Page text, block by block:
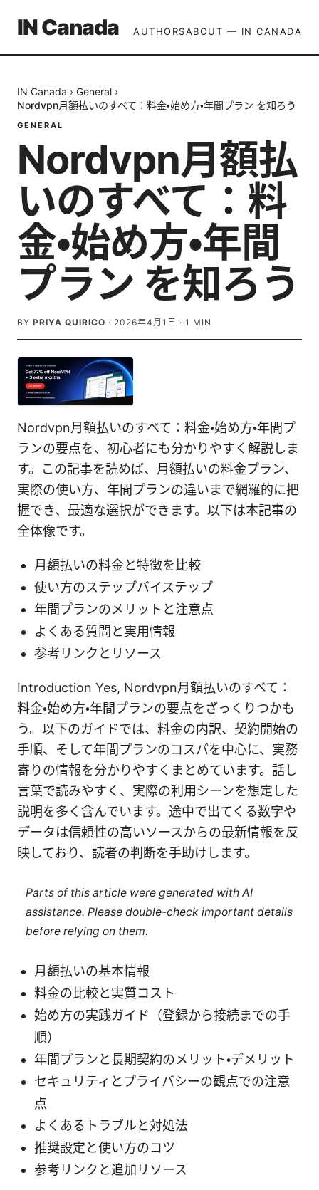
IN Canada AUTHORSABOUT — IN CANADA
IN Canada › General ›
Nordvpn月額払いのすべて：料金・始め方・年間プラン を知ろう
GENERAL
Nordvpn月額払
いのすべて：料
金・始め方・年間
プラン を知ろう
BY PRIYA QUIRICO · 2026年4月1日 · 1 MIN
Nordvpn月額払いのすべて：料金・始め方・年間プ
ランの要点を、初心者にも分かりやすく解説しま
す。この記事を読めば、月額払いの料金プラン、
実際の使い方、年間プランの違いまで網羅的に把
握でき、最適な選択ができます。以下は本記事の
全体像です。
月額払いの料金と特徴を比較
使い方のステップバイステップ
年間プランのメリットと注意点
よくある質問と実用情報
参考リンクとリソース
Introduction Yes, Nordvpn月額払いのすべて：
料金・始め方・年間プランの要点をざっくりつかも
う。以下のガイドでは、料金の内訳、契約開始の
手順、そして年間プランのコスパを中心に、実務
寄りの情報を分かりやすくまとめています。話し
言葉で読みやすく、実際の利用シーンを想定した
説明を多く含んでいます。途中で出てくる数字や
データは信頼性の高いソースからの最新情報を反
映しており、読者の判断を手助けします。
Parts of this article were generated with AI
assistance. Please double-check important details
before relying on them.
月額払いの基本情報
料金の比較と実質コスト
始め方の実践ガイド（登録から接続までの手
順）
年間プランと長期契約のメリット・デメリット
セキュリティとプライバシーの観点での注意
点
よくあるトラブルと対処法
推奨設定と使い方のコツ
参考リンクと追加リソース